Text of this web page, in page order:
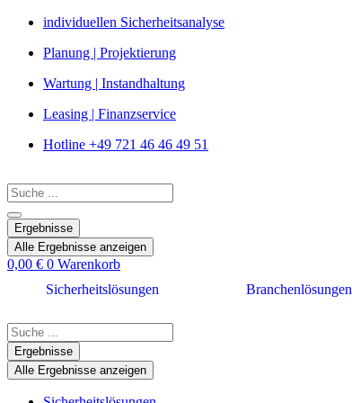
Zum
springen
individuellen Sicherheitsanalyse
Planung | Projektierung
Wartung | Instandhaltung
Leasing | Finanzservice
Hotline +49 721 46 46 49 51
Search
...
Ergebnisse
Alle Ergebnisse anzeigen
0,00 € 0 Warenkorb
Sicherheitslösungen
Branchenlösungen
Search
...Ergebnisse
Alle Ergebnisse anzeigen